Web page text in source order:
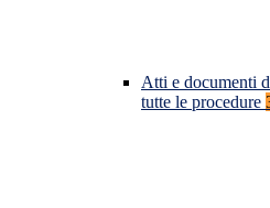
Atti e documenti
tutte le procedure